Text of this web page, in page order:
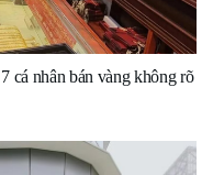
cá nhân bán vàng không rõ